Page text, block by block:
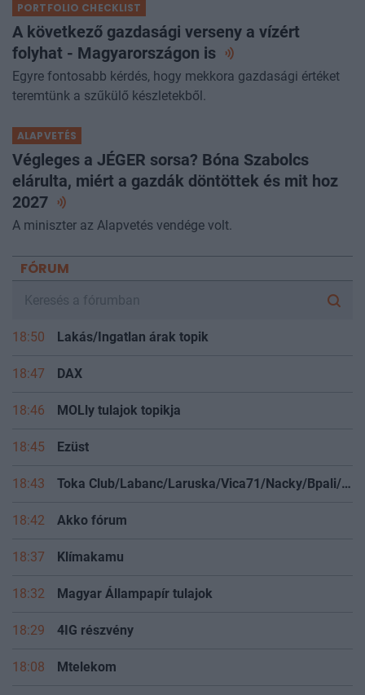
PORTFOLIO CHECKLIST
A következő gazdasági verseny a vízért
folyhat - Magyarországon is
Egyre fontosabb kérdés, hogy mekkora gazdasági értéket
teremtünk a szűkülő készletekből.
ALAPVETÉS
Végleges a JÉGER sorsa? Bóna Szabolcs
elárulta, miért a gazdák döntöttek és mit hoz
2027
A miniszter az Alapvetés vendége volt.
FÓRUM
18:50 Lakás/Ingatlan árak topik
18:47 DAX
18:46 MOLly tulajok topikja
18:45 Ezüst
18:43 Toka Club/Labanc/Laruska/Vica71/Nacky/Bpali/Oldrider/Josefernando/Mcbull/Kawaszabi
18:42 Akko fórum
18:37 Klímakamu
18:32 Magyar Állampapír tulajok
18:29 4IG részvény
18:08 Mtelekom